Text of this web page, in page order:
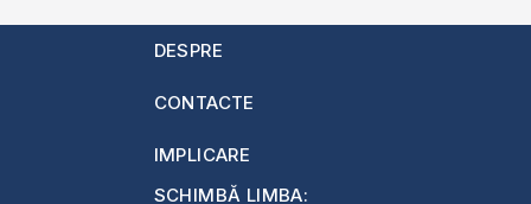
DESPRE
CONTACTE
IMPLICARE
SCHIMBĂ LIMBA: